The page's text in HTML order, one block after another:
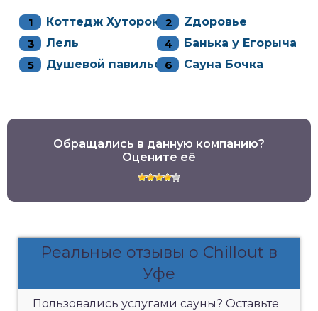
Коттедж Хуторок
Zдоровье
Лель
Банька у Егорыча
Душевой павильон
Сауна Бочка
Обращались в данную компанию?
Оцените её
Реальные отзывы о Chillout в
Уфе
Пользовались услугами сауны? Оставьте